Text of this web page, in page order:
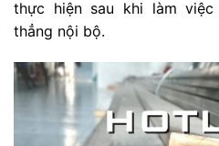
thực hiện sau khi làm
thẳng nội bộ.